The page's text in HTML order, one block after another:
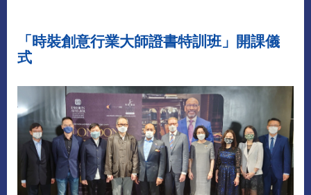
「時裝創意行業大師證書特訓班」開課儀
式